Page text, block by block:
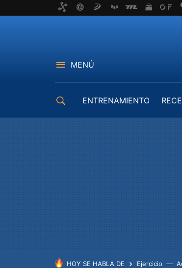
MENÚ
ENTRENAMIENTO
HOY SE HABLA DE Ejercicio